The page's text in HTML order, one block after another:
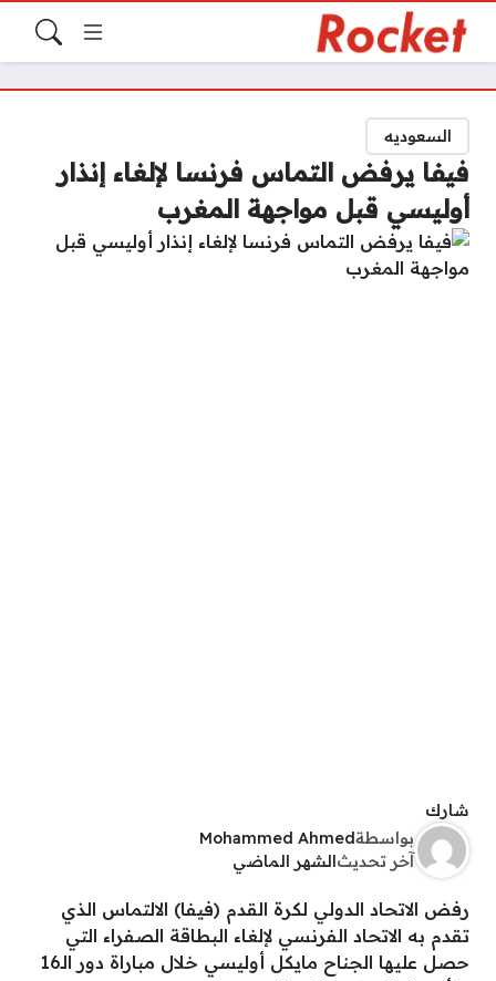
السعوديه
فيفا يرفض التماس فرنسا لإلغاء إنذار
أوليسي قبل مواجهة المغرب
شارك
بواسطةMohammed Ahmed
آخر تحديثالشهر الماضي
رفض الاتحاد الدولي لكرة القدم (فيفا) الالتماس الذي
تقدم به الاتحاد الفرنسي لإلغاء البطاقة الصفراء التي
حصل عليها الجناح مايكل أوليسي خلال مباراة دور الـ16